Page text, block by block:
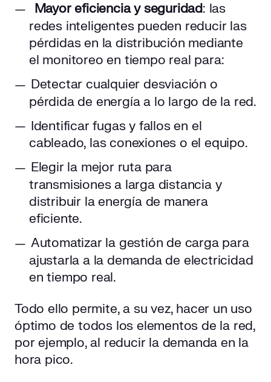
Mayor eficiencia y seguridad: las
redes inteligentes pueden reducir las
pérdidas en la distribución mediante
el monitoreo en tiempo real para:
Detectar cualquier desviación o
pérdida de energía a lo largo de la red.
Identificar fugas y fallos en el
cableado, las conexiones o el equipo.
Elegir la mejor ruta para
transmisiones a larga distancia y
distribuir la energía de manera
eficiente.
Automatizar la gestión de carga para
ajustarla a la demanda de electricidad
en tiempo real.
Todo ello permite, a su vez, hacer un uso
óptimo de todos los elementos de la red,
por ejemplo, al reducir la demanda en la
hora pico.